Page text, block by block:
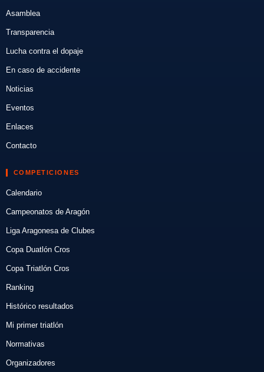
Asamblea
Transparencia
Lucha contra el dopaje
En caso de accidente
Noticias
Eventos
Enlaces
Contacto
COMPETICIONES
Calendario
Campeonatos de Aragón
Liga Aragonesa de Clubes
Copa Duatlón Cros
Copa Triatlón Cros
Ranking
Histórico resultados
Mi primer triatlón
Normativas
Organizadores